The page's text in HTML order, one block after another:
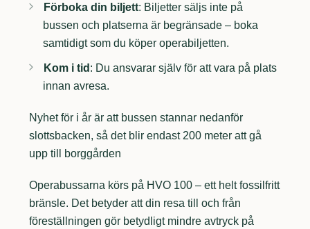
Förboka din biljett: Biljetter säljs inte på
bussen och platserna är begränsade – boka
samtidigt som du köper operabiljetten.
Kom i tid : Du ansvarar själv för att vara på plats
innan avresa.
Nyhet för i år är att bussen stannar nedanför
slottsbacken, så det blir endast 200 meter att gå
upp till borggården
Operabussarna körs på HVO 100 – ett helt fossilfritt
bränsle. Det betyder att din resa till och från
föreställningen gör betydligt mindre avtryck på